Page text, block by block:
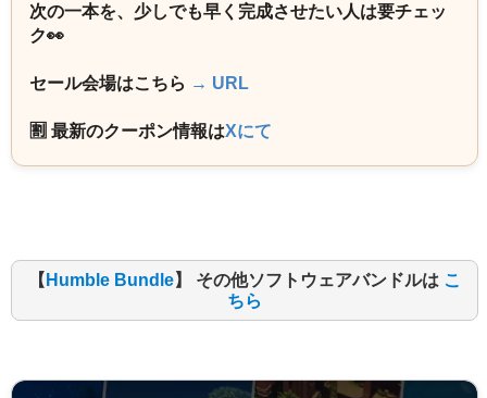
次の一本を、少しでも早く完成させたい人は要チェッ
ク👀
セール会場はこちら → URL
🈹 最新のクーポン情報はXにて
【 Humble Bundle】 その他ソフトウェアバンドルは こ
ちら